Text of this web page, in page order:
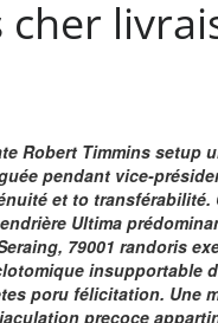
cher
Robert Timmins setup
pendant vice-
et to transférabilité.
Ultima
79001 randoris
insupportable
poru félicitation. Une
precoce